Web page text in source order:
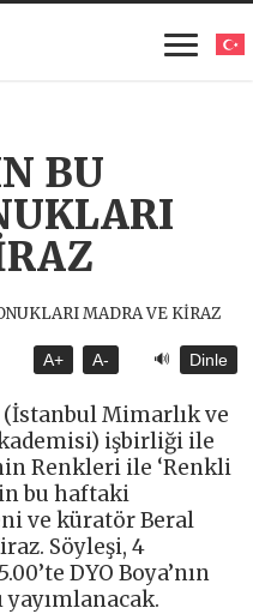
BU
A+ A- 🔊 Dinle
(İstanbul Mimarlık ve
işbirliği ile
Renkleri ile ‘Renkli
bu haftaki
ve küratör Beral
Söyleşi, 4
DYO Boya’nın
yayımlanacak.